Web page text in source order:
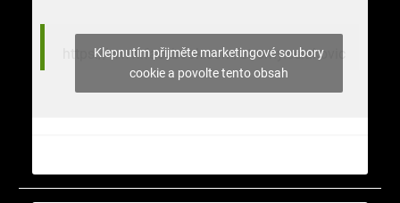
https://www.facebook.com/stromy.celakovic
Klepnutím přijměte marketingové soubory
cookie a povolte tento obsah